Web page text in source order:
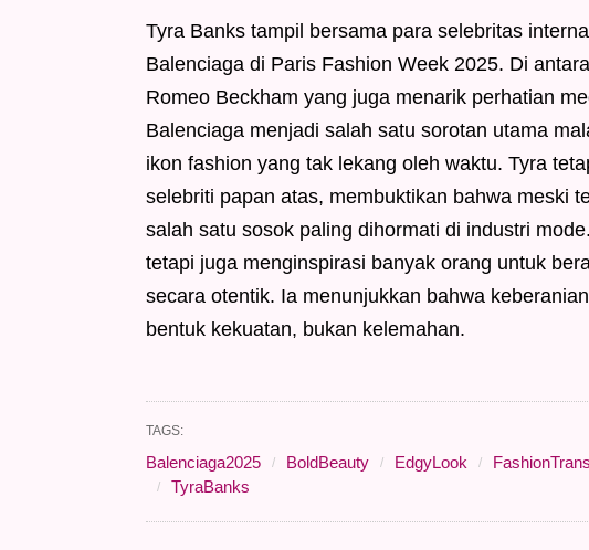
Tyra Banks tampil bersama para selebritas
Balenciaga di Paris Fashion Week 2025. Di
Romeo Beckham yang juga menarik perhatian
Balenciaga menjadi salah satu sorotan utama
ikon fashion yang tak lekang oleh waktu. Tyra
selebriti papan atas, membuktikan bahwa meski
salah satu sosok paling dihormati di industri
tetapi juga menginspirasi banyak orang untuk
secara otentik. Ia menunjukkan bahwa
bentuk kekuatan, bukan kelemahan.
TAGS:
Balenciaga2025 BoldBeauty EdgyLook
TyraBanks